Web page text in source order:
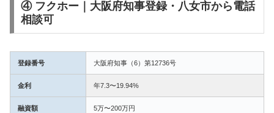
④ フクホー｜大阪府知事登録・八女市から電話
相談可
登録番号 大阪府知事（6）第12736号
金利 年7.3〜19.94%
融資額 5万〜200万円